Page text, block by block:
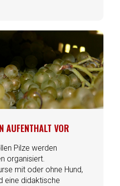
AUFENTHALT VOR
Pilze werden
organisiert.
mit oder ohne Hund,
eine didaktische